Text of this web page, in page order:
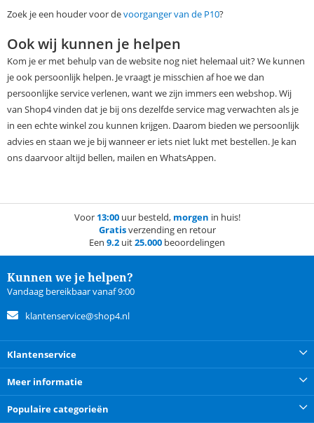
Zoek je een houder voor devoorganger van de P10?
Ook wij kunnen je helpen
Kom je er met behulp van de website nog niet helemaal uit? We kunnen
je ook persoonlijk helpen. Je vraagt je misschien af hoe we dan
persoonlijke service verlenen, want we zijn immers een webshop. Wij
van Shop4 vinden dat je bij ons dezelfde service mag verwachten als je
in een echte winkel zou kunnen krijgen. Daarom bieden we persoonlijk
advies en staan we je bij wanneer er iets niet lukt met bestellen. Je kan
ons daarvoor altijd bellen, mailen en WhatsAppen.
Voor 13:00uur besteld, morgen in huis!
Gratisverzending en retour
Een 9.2 uit25.000 beoordelingen
Kunnen we je helpen?
Vandaag bereikbaar vanaf 9:00
klantenservice@shop4.nl
Klantenservice
Meer informatie
Populaire categorieën